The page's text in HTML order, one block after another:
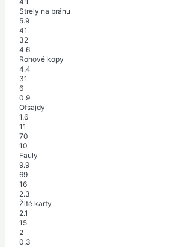
Strely na bránu
5.9
41
32
4.6
Rohové kopy
4.4
31
6
0.9
Ofsajdy
1.6
11
70
10
Fauly
9.9
69
16
2.3
Žlté karty
2.1
15
2
0.3